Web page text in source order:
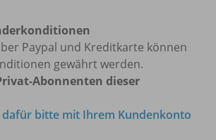
Paypal und Kreditkarte können
gewährt werden.
Abonnenten dieser
dafür bitte mit Ihrem Kundenkonto